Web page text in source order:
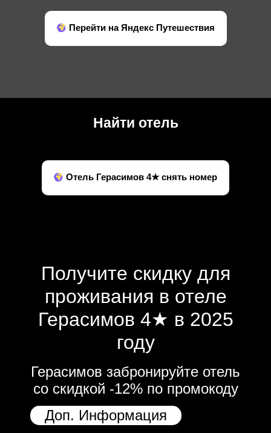
Перейти на Яндекс Путешествия
Найти отель
Отель Герасимов 4★ снять номер
Получите скидку для
проживания в отеле
Герасимов 4★ в 2025
году
Герасимов забронируйте отель
со скидкой -12% по промокоду
Доп. Информация